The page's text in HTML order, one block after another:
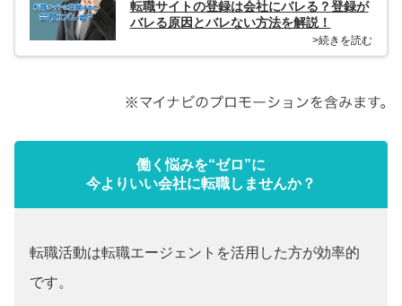
転職サイトの登録は会社にバレる？登録が
バレる原因とバレない方法を解説！
>続きを読む
働く悩みを“ゼロ”に
今よりいい会社に転職しませんか？
転職活動は転職エージェントを活用した方が効率的
です。